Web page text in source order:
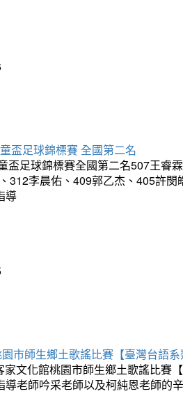
盃足球錦標賽 全國第二名
盃足球錦標賽全國第二名507王睿
312李晨佑、409郭乙杰、405許
導
市師生鄉土歌謠比賽【臺灣台語
文化館桃園市師生鄉土歌謠比賽
老師吟采老師以及柯純恩老師的